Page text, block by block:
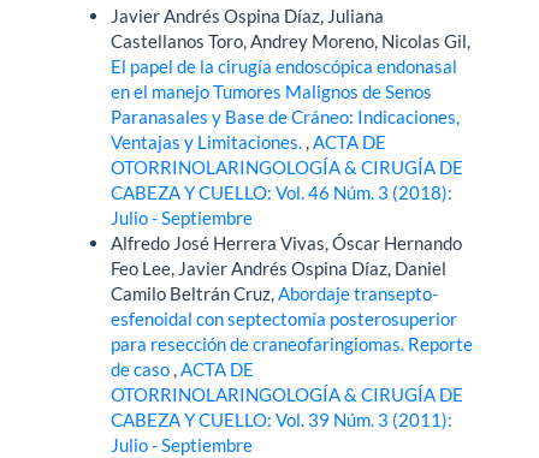
Javier Andrés Ospina Díaz, Juliana
Castellanos Toro, Andrey Moreno, Nicolas Gil,
El papel de la cirugía endoscópica endonasal
en el manejo Tumores Malignos de Senos
Paranasales y Base de Cráneo: Indicaciones,
Ventajas y Limitaciones.,ACTA DE
OTORRINOLARINGOLOGÍA & CIRUGÍA DE
CABEZA Y CUELLO: Vol. 46 Núm. 3 (2018):
Julio - Septiembre
Alfredo José Herrera Vivas, Óscar Hernando
Feo Lee, Javier Andrés Ospina Díaz, Daniel
Camilo Beltrán Cruz,Abordaje transepto-
esfenoidal con septectomía posterosuperior
para resección de craneofaringiomas. Reporte
de caso,ACTA DE
OTORRINOLARINGOLOGÍA & CIRUGÍA DE
CABEZA Y CUELLO: Vol. 39 Núm. 3 (2011):
Julio - Septiembre